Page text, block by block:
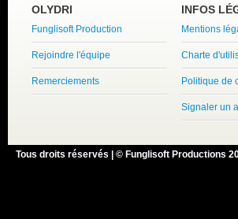
OLYDRI
Funglisoft Production
Rejoindre l'équipe
Remerciements
INFOS
Mentions
Charte
Politique de
Signaler un
Tous droits réservés | © Funglisoft Productions